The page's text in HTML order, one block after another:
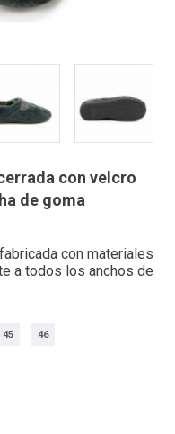
con velcro
de goma
con materiales
a todos los anchos de
45 46